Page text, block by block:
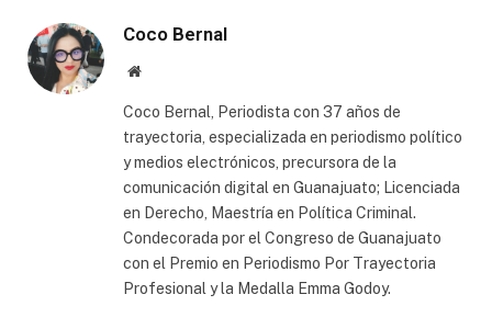
Coco Bernal
Website
Coco Bernal, Periodista con 37 años de
trayectoria, especializada en periodismo político
y medios electrónicos, precursora de la
comunicación digital en Guanajuato; Licenciada
en Derecho, Maestría en Política Criminal.
Condecorada por el Congreso de Guanajuato
con el Premio en Periodismo Por Trayectoria
Profesional y la Medalla Emma Godoy.